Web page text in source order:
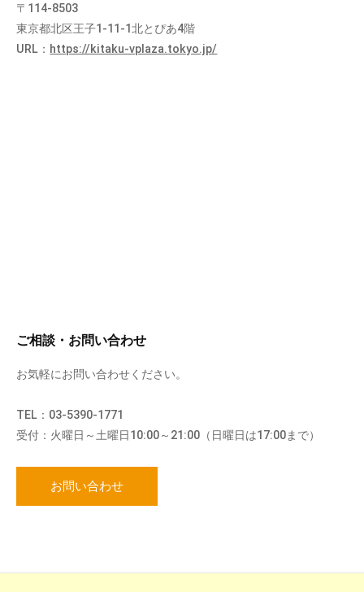
〒114-8503
東京都北区王子1-11-1北とぴあ4階
URL： https://kitaku-vplaza.tokyo.jp/
ご相談・お問い合わせ
お気軽にお問い合わせください。
TEL：03-5390-1771
受付：火曜日～土曜日10:00～21:00（日曜日は17:00まで）
お問い合わせ